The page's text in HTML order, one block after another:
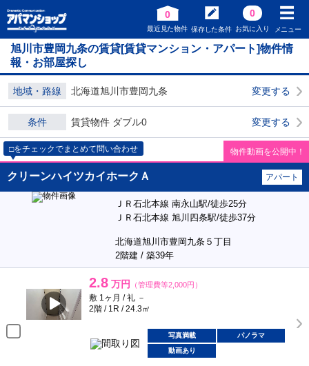
0
最近見た物件 保存した条件
0
お気に入り メニュー
旭川市豊岡九条の賃貸[賃貸マンション・アパート]物件情
報・お部屋探し
地域・路線 北海道旭川市豊岡九条 変更する
条件 賃貸物件 ダブル0 変更する
□をチェックでまとめて問い合わせ 物件動画を公開中！
クリーンハイツカイホークＡ アパート
ＪＲ石北本線 南永山駅/徒歩25分
ＪＲ石北本線 旭川四条駅/徒歩37分
北海道旭川市豊岡九条５丁目
2階建 / 築39年
2.8 万円 （管理費等2,000円）
敷 1ヶ月 / 礼 －
2階 / 1R / 24.3㎡
写真満載
パノラマ
動画あり